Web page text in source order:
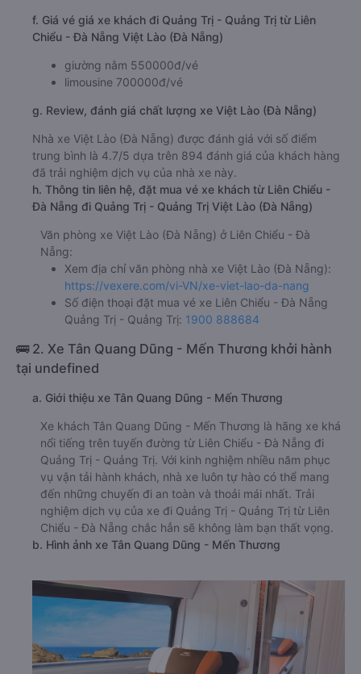
f. Giá vé giá xe khách đi Quảng Trị - Quảng Trị từ Liên
Chiểu - Đà Nẵng Việt Lào (Đà Nẵng)
giường nằm 550000đ/vé
limousine 700000đ/vé
g. Review, đánh giá chất lượng xe Việt Lào (Đà Nẵng)
Nhà xe Việt Lào (Đà Nẵng) được đánh giá với số điểm
trung bình là 4.7/5 dựa trên 894 đánh giá của khách hàng
đã trải nghiệm dịch vụ của nhà xe này.
h. Thông tin liên hệ, đặt mua vé xe khách từ Liên Chiểu -
Đà Nẵng đi Quảng Trị - Quảng Trị Việt Lào (Đà Nẵng)
Văn phòng xe Việt Lào (Đà Nẵng) ở Liên Chiểu - Đà
Nẵng:
Xem địa chỉ văn phòng nhà xe Việt Lào (Đà Nẵng):
https://vexere.com/vi-VN/xe-viet-lao-da-nang
Số điện thoại đặt mua vé xe Liên Chiểu - Đà Nẵng
Quảng Trị - Quảng Trị: 1900 888684
🚌 2. Xe Tân Quang Dũng - Mến Thương khởi hành
tại undefined
a. Giới thiệu xe Tân Quang Dũng - Mến Thương
Xe khách Tân Quang Dũng - Mến Thương là hãng xe khá
nổi tiếng trên tuyến đường từ Liên Chiểu - Đà Nẵng đi
Quảng Trị - Quảng Trị. Với kinh nghiệm nhiều năm phục
vụ vận tải hành khách, nhà xe luôn tự hào có thể mang
đến những chuyến đi an toàn và thoải mái nhất. Trải
nghiệm dịch vụ của xe đi Quảng Trị - Quảng Trị từ Liên
Chiểu - Đà Nẵng chắc hẳn sẽ không làm bạn thất vọng.
b. Hình ảnh xe Tân Quang Dũng - Mến Thương